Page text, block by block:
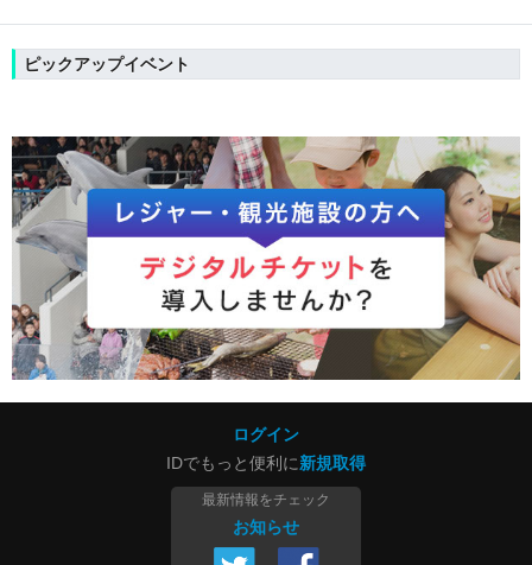
ピックアップイベント
ログイン
IDでもっと便利に新規取得
最新情報をチェック
お知らせ